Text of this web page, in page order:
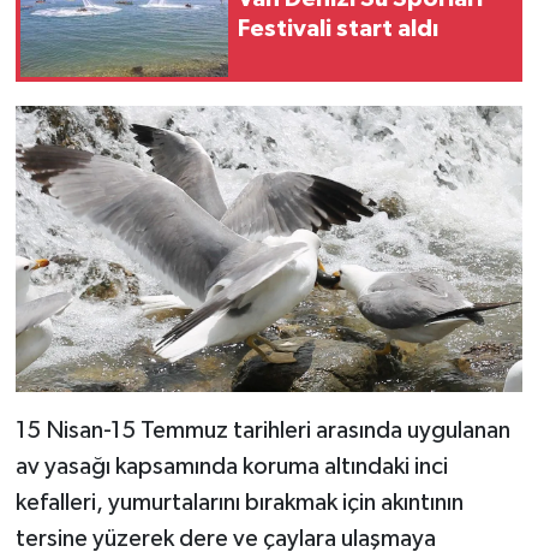
Festivali start aldı
15 Nisan-15 Temmuz tarihleri arasında uygulanan
av yasağı kapsamında koruma altındaki inci
kefalleri, yumurtalarını bırakmak için akıntının
tersine yüzerek dere ve çaylara ulaşmaya